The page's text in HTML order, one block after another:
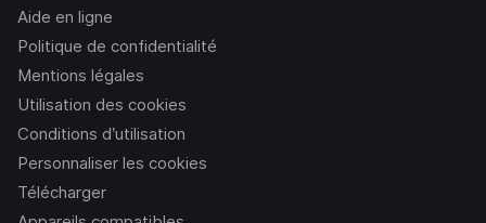
Aide en ligne
Politique de confidentialité
Mentions légales
Utilisation des cookies
Conditions d’utilisation
Personnaliser les cookies
Télécharger